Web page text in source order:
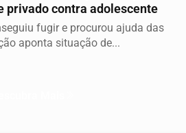
privado contra adolescente
fugir e procurou ajuda das
aponta situação de...